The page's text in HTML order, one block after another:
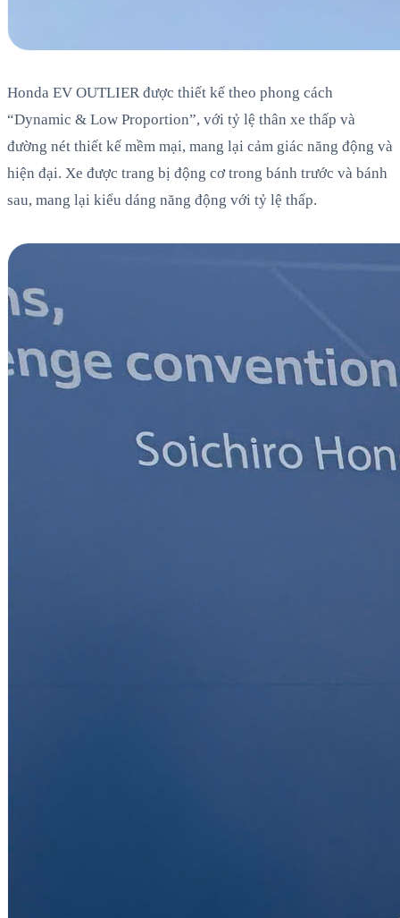
Honda EV OUTLIER được thiết kế theo phong cách
“Dynamic & Low Proportion”, với tỷ lệ thân xe thấp và
đường nét thiết kế mềm mại, mang lại cảm giác năng động và
hiện đại. Xe được trang bị động cơ trong bánh trước và bánh
sau, mang lại kiểu dáng năng động với tỷ lệ thấp.